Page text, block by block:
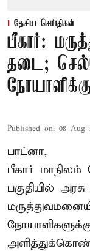
தேசிய செய்திகள்
பீகார்:
தடை;
Published on: 08 Aug
பாட்னா,
பீகார்
பகுதியில்